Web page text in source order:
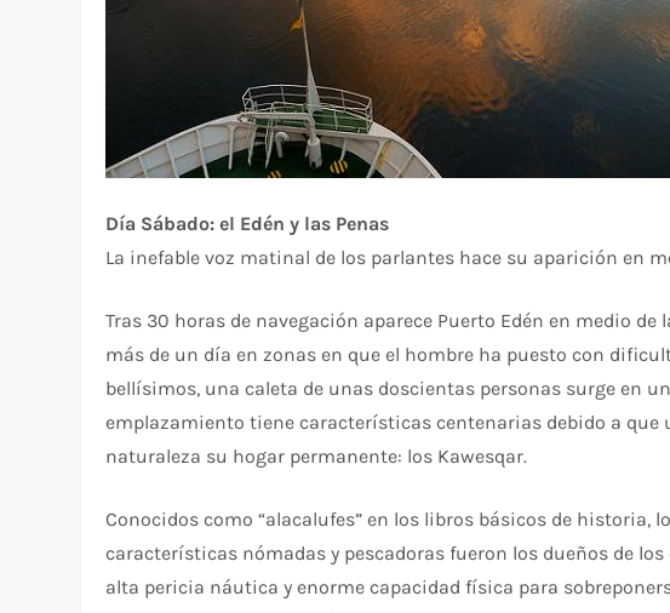
Día Sábado: el Edén y las Penas
La inefable voz matinal de los parlantes hace su aparición en
Tras 30 horas de navegación aparece Puerto Edén en medio
más de un día en zonas en que el hombre ha puesto con
bellísimos, una caleta de unas doscientas personas surge en
emplazamiento tiene características centenarias debido a que
naturaleza su hogar permanente: los Kawesqar.
Conocidos como “alacalufes” en los libros básicos de historia,
características nómadas y pescadoras fueron los dueños de
alta pericia náutica y enorme capacidad física para